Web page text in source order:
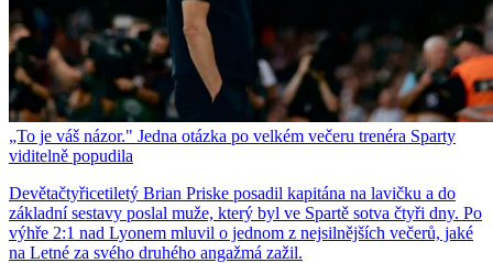
„To je váš názor." Jedna otázka po velkém večeru trenéra Sparty
viditelně popudila
Devětačtyřicetiletý Brian Priske posadil kapitána na lavičku a do
základní sestavy poslal muže, který byl ve Spartě sotva čtyři dny. Po
výhře 2:1 nad Lyonem mluvil o jednom z nejsilnějších večerů, jaké
na Letné za svého druhého angažmá zažil.